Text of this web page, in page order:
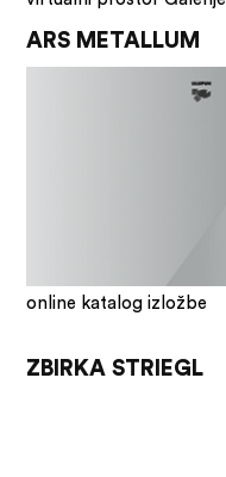
ARS METALLUM
online katalog izložbe
ZBIRKA STRIEGL